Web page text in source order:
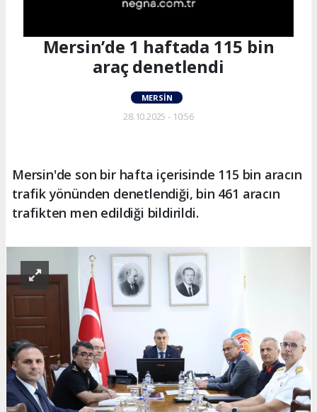
Mersin’de 1 haftada 115 bin
araç denetlendi
MERSIN
28.10.2025 - 10:56
Mersin'de son bir hafta içerisinde 115 bin aracın
trafik yönünden denetlendiği, bin 461 aracın
trafikten men edildiği bildirildi.